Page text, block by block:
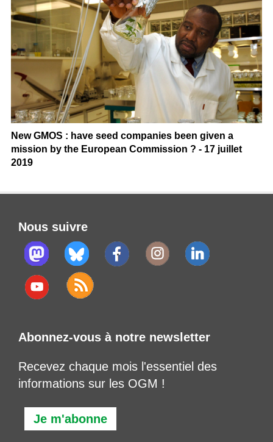
New GMOS : have seed companies been given a
mission by the European Commission ? - 17 juillet
2019
Nous suivre
Abonnez-vous à notre newsletter
Recevez chaque mois l'essentiel des
informations sur les OGM !
Je m'abonne